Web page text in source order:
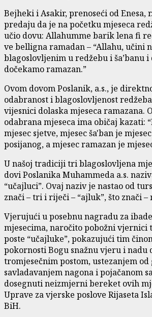
Bejheki i Asakir, prenoseći od Enesa,
predaju da je na početku mjeseca
učio dovu: Allahumme barik lena fi
ve belligna ramadan – “Allahu, učini
blagoslovljenim u redžebu i ša’banu i
dočekamo ramazan.”
Ovom dovom Poslanik, a.s., je
odabranost i blagoslovljenost
vijesnici dolaska mjeseca ramazana.
odabrana mjeseca ima običaj kazati:
mjesec sjetve, mjesec ša'ban je
posijanog, a mjesec ramazan je
U našoj tradiciji tri blagoslovljena
dovi Poslanika Muhammeda a.s.
“učajluci”. Ovaj naziv je nastao od
znači – tri i riječi – “ajluk”, što znači –
Vjerujući u posebnu nagradu za
mjesecima, naročito pobožni vjernici
poste “učajluke”, pokazujući tim
pokornosti Bogu snažnu vjeru i nadu
tromjesečnim postom, ustezanjem
savladavanjem nagona i pojačanom
dosegnuti neizmjerni bereket ovih
Uprave za vjerske poslove Rijaseta
BiH.